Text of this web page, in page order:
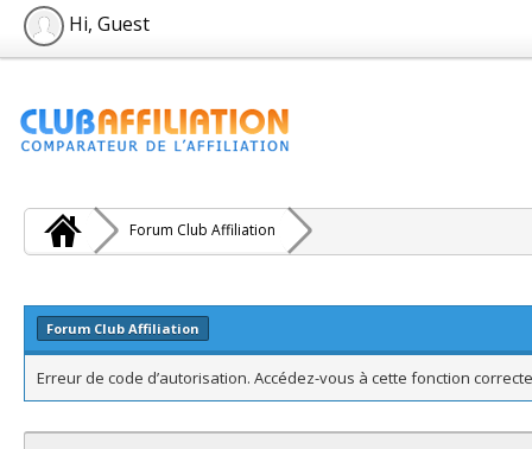
Hi, Guest
Forum Club Affiliation
Forum Club Affiliation
Erreur de code d’autorisation. Accédez-vous à cette fonction